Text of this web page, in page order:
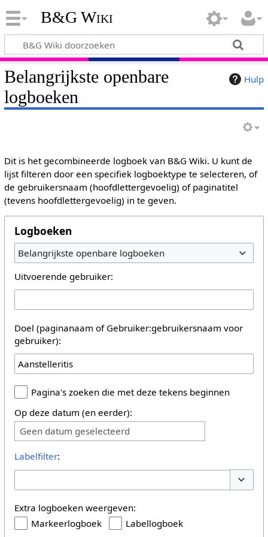
B&G Wiki
Hulp
Belangrijkste openbare
logboeken
Dit is het gecombineerde logboek van B&G Wiki. U kunt de
lijst filteren door een specifiek logboektype te selecteren, of
de gebruikersnaam (hoofdlettergevoelig) of paginatitel
(tevens hoofdlettergevoelig) in te geven.
Logboeken
Belangrijkste openbare logboeken
Uitvoerende gebruiker:
Doel (paginanaam of Gebruiker:gebruikersnaam voor
gebruiker):
Pagina's zoeken die met deze tekens beginnen
Op deze datum (en eerder):
Geen datum geselecteerd
Labelfilter:
Extra logboeken weergeven:
Markeerlogboek
Labellogboek